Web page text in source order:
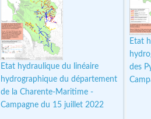
Etat hydraulique du linéaire
hydrographique du département
de la Charente-Maritime -
Campagne du 15 juillet 2022
Etat
des